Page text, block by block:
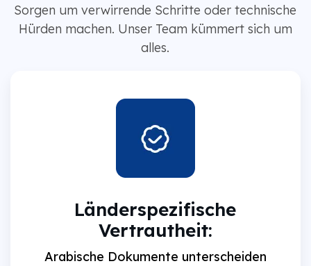
Sorgen um verwirrende Schritte oder technische
Hürden machen. Unser Team kümmert sich um
alles.
Länderspezifische
Vertrautheit:
Arabische Dokumente unterscheiden